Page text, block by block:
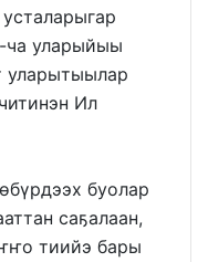
ча уларыйыы
уларытыылар
Ил
буолар
саҕалаан,
тиийэ бары